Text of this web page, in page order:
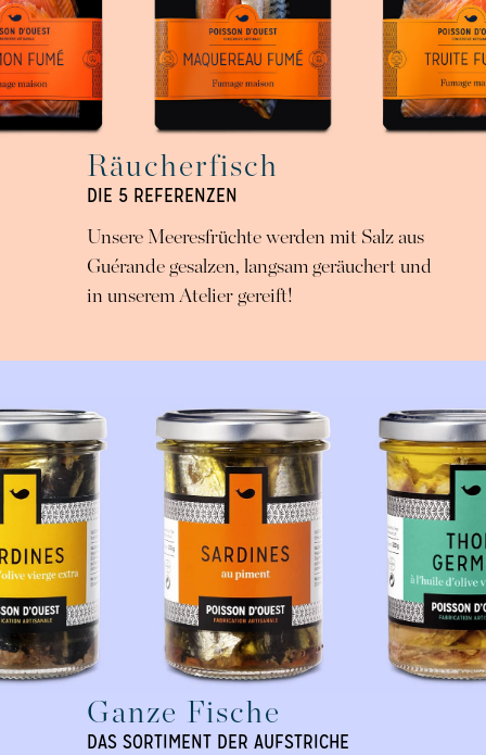
Räucherfisch
DIE 5 REFERENZEN
Unsere Meeresfrüchte werden mit Salz aus
Guérande gesalzen, langsam geräuchert und
in unserem Atelier gereift!
Ganze Fische
DAS SORTIMENT DER AUFSTRICHE